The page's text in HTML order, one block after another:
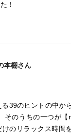
！
本棚さん
39のヒントの中か
そのうちの一つが【
けのリラックス時間